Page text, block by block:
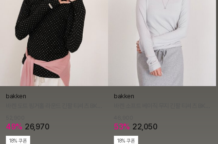
bakken
49% 26,970
18% 쿠폰
bakken
53% 22,050
18% 쿠폰